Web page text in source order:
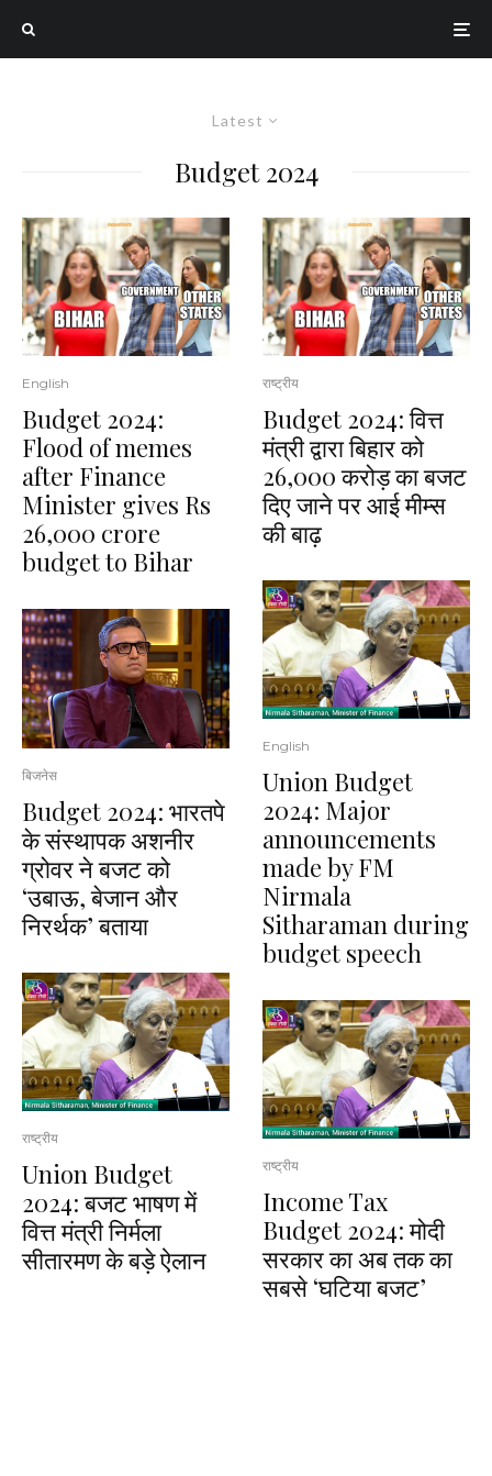
Latest
Budget 2024
English
Budget 2024:
Flood of memes
after Finance
Minister gives Rs
26,000 crore
budget to Bihar
बिजनेस
Budget 2024: भारतपे
के संस्थापक अशनीर
ग्रोवर ने बजट को
‘उबाऊ, बेजान और
निरर्थक’ बताया
राष्ट्रीय
Union Budget
2024: बजट भाषण में
वित्त मंत्री निर्मला
सीतारमण के बड़े ऐलान
राष्ट्रीय
Budget 2024: वित्त
मंत्री द्वारा बिहार को
26,000 करोड़ का बजट
दिए जाने पर आई मीम्स
की बाढ़
English
Union Budget
2024: Major
announcements
made by FM
Nirmala
Sitharaman during
budget speech
राष्ट्रीय
Income Tax
Budget 2024: मोदी
सरकार का अब तक का
सबसे ‘घटिया बजट’